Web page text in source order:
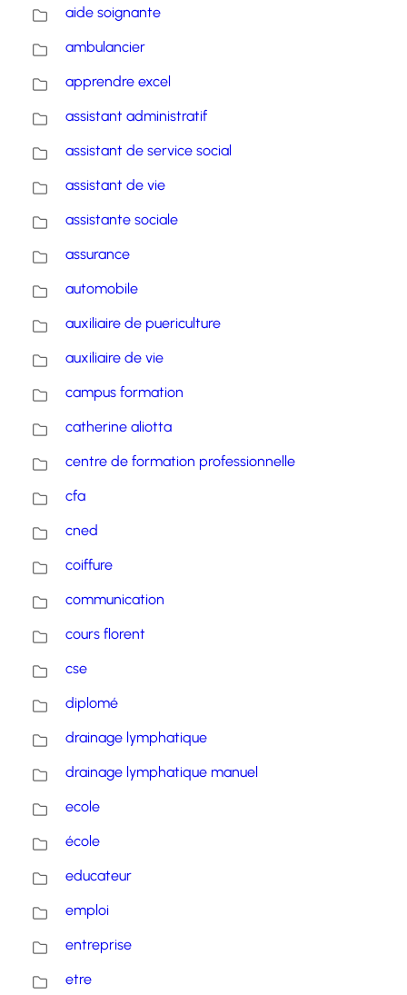
aide soignante
ambulancier
apprendre excel
assistant administratif
assistant de service social
assistant de vie
assistante sociale
assurance
automobile
auxiliaire de puericulture
auxiliaire de vie
campus formation
catherine aliotta
centre de formation professionnelle
cfa
cned
coiffure
communication
cours florent
cse
diplomé
drainage lymphatique
drainage lymphatique manuel
ecole
école
educateur
emploi
entreprise
etre